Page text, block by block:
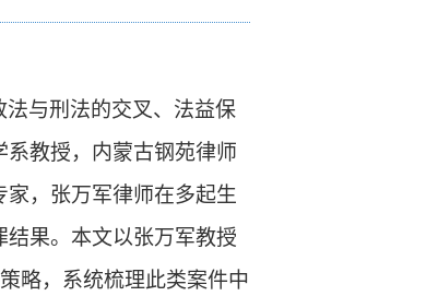
与刑法的交叉、法益保
教授，内蒙古钢苑律师
，张万军律师在多起生
果。本文以张万军教授
略，系统梳理此类案件中